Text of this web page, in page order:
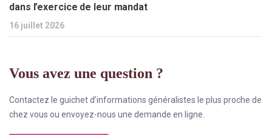
dans l’exercice de leur mandat
16 juillet 2026
Vous avez une question ?
Contactez le guichet d’informations généralistes le plus proche de
chez vous ou envoyez-nous une demande en ligne.